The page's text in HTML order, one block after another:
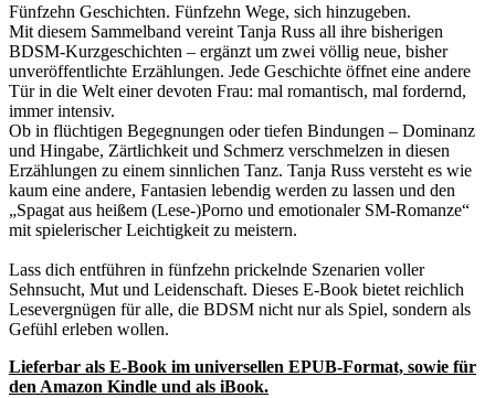
Fünfzehn Geschichten. Fünfzehn Wege, sich hinzugeben.
Mit diesem Sammelband vereint Tanja Russ all ihre bisherigen
BDSM-Kurzgeschichten – ergänzt um zwei völlig neue, bisher
unveröffentlichte Erzählungen. Jede Geschichte öffnet eine andere
Tür in die Welt einer devoten Frau: mal romantisch, mal fordernd,
immer intensiv.
Ob in flüchtigen Begegnungen oder tiefen Bindungen – Dominanz
und Hingabe, Zärtlichkeit und Schmerz verschmelzen in diesen
Erzählungen zu einem sinnlichen Tanz. Tanja Russ versteht es wie
kaum eine andere, Fantasien lebendig werden zu lassen und den
„Spagat aus heißem (Lese-)Porno und emotionaler SM-Romanze“
mit spielerischer Leichtigkeit zu meistern.
Lass dich entführen in fünfzehn prickelnde Szenarien voller
Sehnsucht, Mut und Leidenschaft. Dieses E-Book bietet reichlich
Lesevergnügen für alle, die BDSM nicht nur als Spiel, sondern als
Gefühl erleben wollen.
Lieferbar als E-Book im universellen EPUB-Format, sowie für
den Amazon Kindle und als iBook.